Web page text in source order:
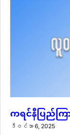
ကရင်နီပြည်ကြ
ဒီဇင်ဘာ 6, 2025